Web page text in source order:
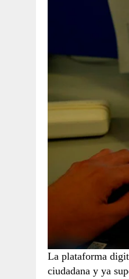
La plataforma
ciudadana y ya